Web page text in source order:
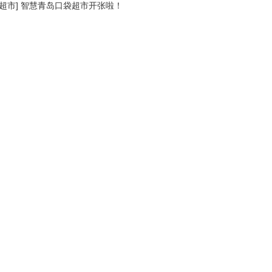
市] 智慧青岛口袋超市开张啦！